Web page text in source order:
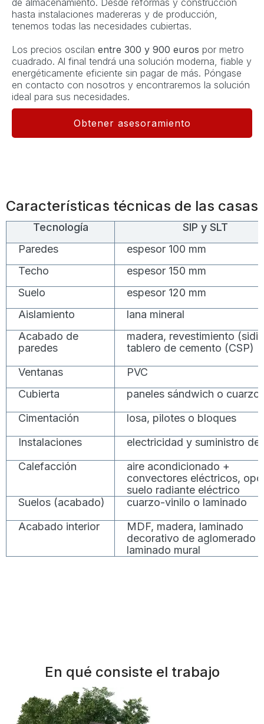
de almacenamiento. Desde reformas y construcción
hasta instalaciones madereras y de producción,
tenemos todas las necesidades cubiertas.
Los precios oscilan entre 300 y 900 euros por metro
cuadrado. Al final tendrá una solución moderna, fiable y
energéticamente eficiente sin pagar de más. Póngase
en contacto con nosotros y encontraremos la solución
ideal para sus necesidades.
Obtener asesoramiento
Características técnicas de las casas
Tecnología
SIP y SLT
Paredes
espesor 100 mm
Techo
espesor 150 mm
Suelo
espesor 120 mm
Aislamiento
lana mineral
Acabado de
paredes
madera, revestimiento
tablero de cemento (CSP)
Ventanas
PVC
Cubierta
paneles sándwich o cuarzo
Cimentación
losa, pilotes o bloques
Instalaciones
electricidad y suministro de
Calefacción
aire acondicionado +
convectores eléctricos,
suelo radiante eléctrico
Suelos (acabado)
cuarzo-vinilo o laminado
Acabado interior
MDF, madera, laminado
decorativo de aglomerado
laminado mural
En qué consiste el trabajo